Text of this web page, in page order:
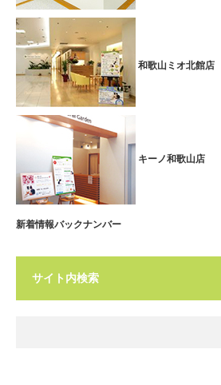
和歌山ミオ北館店
キーノ和歌山店
新着情報バックナンバー
サイト内検索